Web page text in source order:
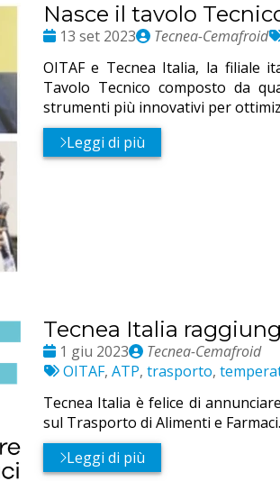
Nasce il tavolo
Date
13 set 2023
Publié
Tecnea-Cemafroid
OITAF e Tecnea Italia, la filiale
Tavolo Tecnico composto da
strumenti più innovativi per
Leggi di più
Tecnea Italia
Date
:
1 giu 2023
Publié
par
Tecnea-Cemafroid
Etichette:
OITAF, ATP, trasporto,
Tecnea Italia è felice di
sul Trasporto di Alimenti e Farmaci.
Leggi di più